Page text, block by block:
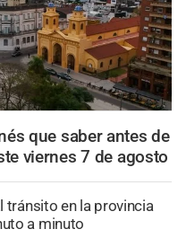
que saber antes de
viernes 7 de agosto
tránsito en la provincia
a minuto